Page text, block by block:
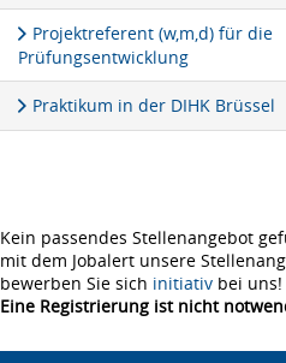
Projektreferent (w,m,d) für die
Prüfungsentwicklung
Praktikum in der DIHK Brüssel
Kein passendes Stellenangebot
mit dem Jobalert unsere
bewerben Sie sich initiativ bei uns!
Eine Registrierung ist nicht